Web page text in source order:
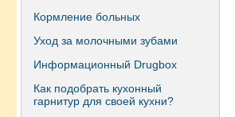
Кормление больных
Уход за молочными зубами
Информационный Drugbox
Как подобрать кухонный
гарнитур для своей кухни?